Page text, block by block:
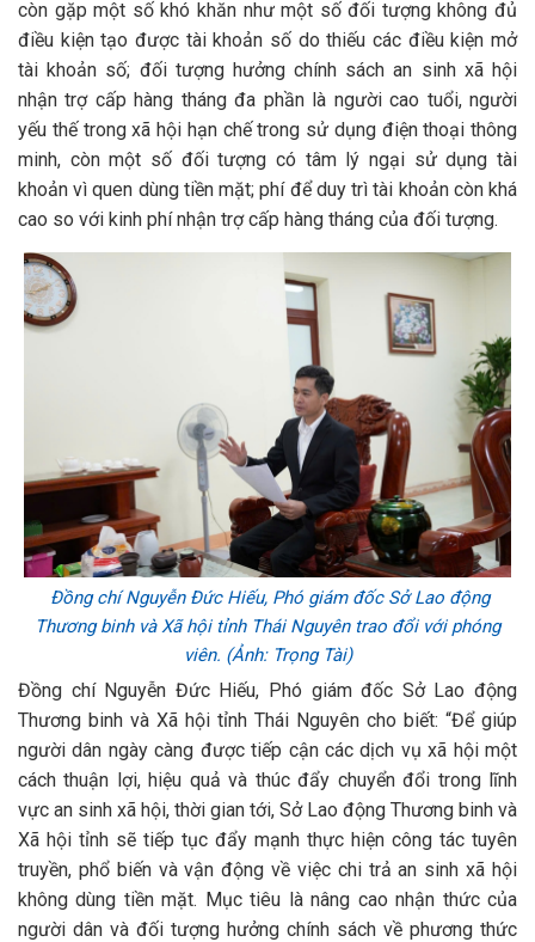
còn gặp một số khó khăn như một số đối tượng không đủ
điều kiện tạo được tài khoản số do thiếu các điều kiện mở
tài khoản số; đối tượng hưởng chính sách an sinh xã hội
nhận trợ cấp hàng tháng đa phần là người cao tuổi, người
yếu thế trong xã hội hạn chế trong sử dụng điện thoại thông
minh, còn một số đối tượng có tâm lý ngại sử dụng tài
khoản vì quen dùng tiền mặt; phí để duy trì tài khoản còn khá
cao so với kinh phí nhận trợ cấp hàng tháng của đối tượng.
Đồng chí Nguyễn Đức Hiếu, Phó giám đốc Sở Lao động
Thương binh và Xã hội tỉnh Thái Nguyên trao đổi với phóng
viên. (Ảnh: Trọng Tài)
Đồng chí Nguyễn Đức Hiếu, Phó giám đốc Sở Lao động
Thương binh và Xã hội tỉnh Thái Nguyên cho biết: “Để giúp
người dân ngày càng được tiếp cận các dịch vụ xã hội một
cách thuận lợi, hiệu quả và thúc đẩy chuyển đổi trong lĩnh
vực an sinh xã hội, thời gian tới, Sở Lao động Thương binh và
Xã hội tỉnh sẽ tiếp tục đẩy mạnh thực hiện công tác tuyên
truyền, phổ biến và vận động về việc chi trả an sinh xã hội
không dùng tiền mặt. Mục tiêu là nâng cao nhận thức của
người dân và đối tượng hưởng chính sách về phương thức